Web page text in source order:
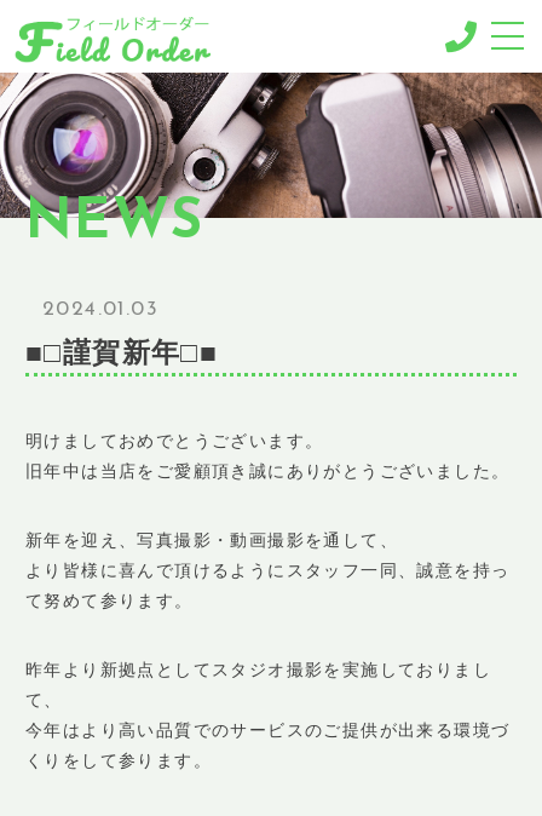
-MENU-
撮影メニュー
-BUSINESS MENU-
法人様向けメニュー
GALLERY
ギャラリー
ニュース
BLOG
店舗情報
お問い合わせ
NEWS
2024.01.03
■□謹賀新年□■
明けましておめでとうございます。
旧年中は当店をご愛顧頂き誠にありがとうございました。
新年を迎え、写真撮影・動画撮影を通して、
より皆様に喜んで頂けるようにスタッフ一同、誠意を持っ
て努めて参ります。
昨年より新拠点としてスタジオ撮影を実施しておりまし
て、
今年はより高い品質でのサービスのご提供が出来る環境づ
くりをして参ります。